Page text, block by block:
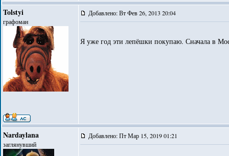
Tolstyi
графоман
Добавлено: Вт Фев 26, 2013 20:04
Я уже год эти лепёшки покупаю. Сначала в
Nardaylana
заглянувший
Добавлено: Пт Мар 15, 2019 01:21